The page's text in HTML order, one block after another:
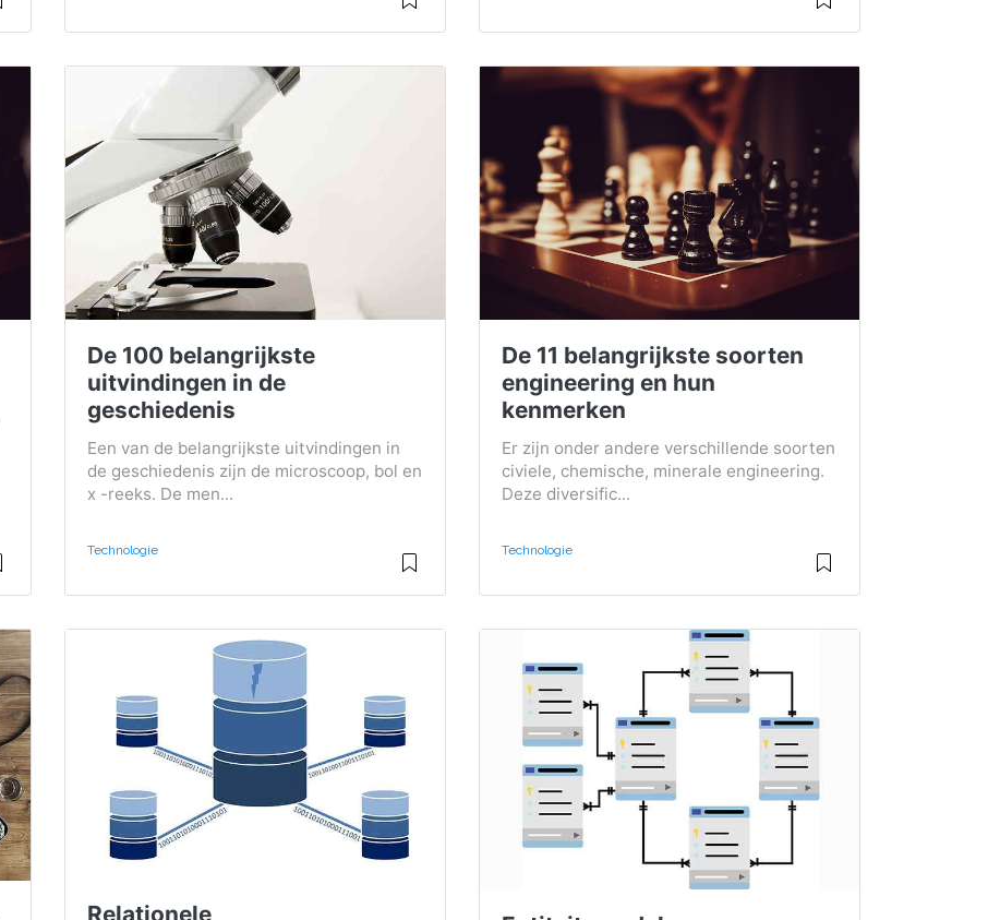
De 100 belangrijkste
uitvindingen in de
geschiedenis
Een van de belangrijkste uitvindingen in
de geschiedenis zijn de microscoop, bol en
x -reeks. De men...
Technologie
De 11 belangrijkste soorten
engineering en hun
kenmerken
Er zijn onder andere verschillende soorten
civiele, chemische, minerale engineering.
Deze diversific...
Technologie
Relationele